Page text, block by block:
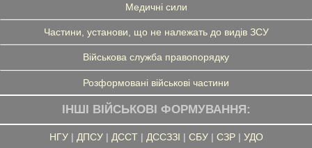
Медичні сили
Частини, установи, що не належать до видів ЗСУ
Військова служба правопорядку
Розформовані військові частини
ІНШІ ВІЙСЬКОВІ ФОРМУВАННЯ:
НГУ| ДПСУ| ДССТ| ДССЗЗІ | СБУ| СЗР| УДО